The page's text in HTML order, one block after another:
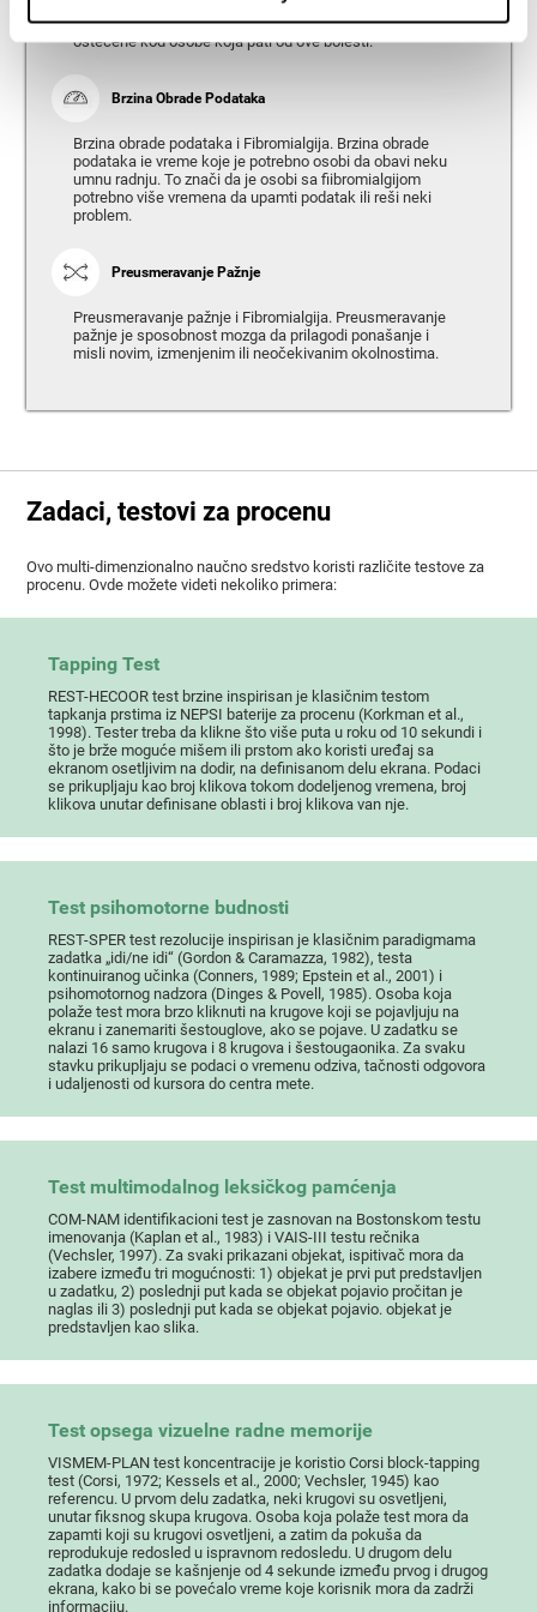
cilja u budućnosti. Planiranje, izvršne funkcije,
rasuđivanje ili sposobnost donošenja odluka mogu biti
oštećene kod osobe koja pati od ove bolesti.
Brzina Obrade Podataka
Brzina obrade podataka i Fibromialgija. Brzina obrade
podataka ie vreme koje je potrebno osobi da obavi neku
umnu radnju. To znači da je osobi sa fiibromialgijom
potrebno više vremena da upamti podatak ili reši neki
problem.
Preusmeravanje Pažnje
Preusmeravanje pažnje i Fibromialgija. Preusmeravanje
pažnje je sposobnost mozga da prilagodi ponašanje i
misli novim, izmenjenim ili neočekivanim okolnostima.
Zadaci, testovi za procenu
Ovo multi-dimenzionalno naučno sredstvo koristi različite testove za
procenu. Ovde možete videti nekoliko primera:
Tapping Test
REST-HECOOR test brzine inspirisan je klasičnim testom
tapkanja prstima iz NEPSI baterije za procenu (Korkman et al.,
1998). Tester treba da klikne što više puta u roku od 10 sekundi i
što je brže moguće mišem ili prstom ako koristi uređaj sa
ekranom osetljivim na dodir, na definisanom delu ekrana. Podaci
se prikupljaju kao broj klikova tokom dodeljenog vremena, broj
klikova unutar definisane oblasti i broj klikova van nje.
Test psihomotorne budnosti
REST-SPER test rezolucije inspirisan je klasičnim paradigmama
zadatka „idi/ne idi“ (Gordon & Caramazza, 1982), testa
kontinuiranog učinka (Conners, 1989; Epstein et al., 2001) i
psihomotornog nadzora (Dinges & Povell, 1985). Osoba koja
polaže test mora brzo kliknuti na krugove koji se pojavljuju na
ekranu i zanemariti šestouglove, ako se pojave. U zadatku se
nalazi 16 samo krugova i 8 krugova i šestougaonika. Za svaku
stavku prikupljaju se podaci o vremenu odziva, tačnosti odgovora
i udaljenosti od kursora do centra mete.
Test multimodalnog leksičkog pamćenja
COM-NAM identifikacioni test je zasnovan na Bostonskom testu
imenovanja (Kaplan et al., 1983) i VAIS-III testu rečnika
(Vechsler, 1997). Za svaki prikazani objekat, ispitivač mora da
izabere između tri mogućnosti: 1) objekat je prvi put predstavljen
u zadatku, 2) poslednji put kada se objekat pojavio pročitan je
naglas ili 3) poslednji put kada se objekat pojavio. objekat je
predstavljen kao slika.
Test opsega vizuelne radne memorije
VISMEM-PLAN test koncentracije je koristio Corsi block-tapping
test (Corsi, 1972; Kessels et al., 2000; Vechsler, 1945) kao
referencu. U prvom delu zadatka, neki krugovi su osvetljeni,
unutar fiksnog skupa krugova. Osoba koja polaže test mora da
zapamti koji su krugovi osvetljeni, a zatim da pokuša da
reprodukuje redosled u ispravnom redosledu. U drugom delu
zadatka dodaje se kašnjenje od 4 sekunde između prvog i drugog
ekrana, kako bi se povećalo vreme koje korisnik mora da zadrži
informaciju.